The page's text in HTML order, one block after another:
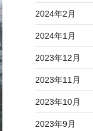
2024年2月
2024年1月
2023年12月
2023年11月
2023年10月
2023年9月